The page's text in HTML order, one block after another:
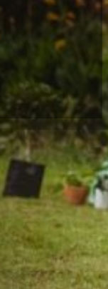
um
Gattung von
Iris Pflege erfordert
Schönheit zu
verschiedenen
die für alle
und die